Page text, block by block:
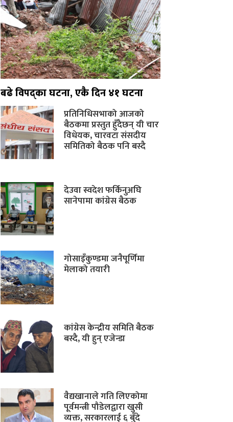
बढे विपद्का घटना, एकै दिन ४१ घटना
प्रतिनिधिसभाको आजको
बैठकमा प्रस्तुत हुँदैछन् यी चार
विधेयक, चारवटा संसदीय
समितिको बैठक पनि बस्दै
देउवा स्वदेश फर्किनुअघि
सानेपामा कांग्रेस बैठक
गोसाइँकुण्डमा जनैपूर्णिमा
मेलाको तयारी
कांग्रेस केन्द्रीय समिति बैठक
बस्दै, यी हुन् एजेन्डा
वैद्यखानाले गति लिएकोमा
पूर्वमन्त्री पौडेलद्वारा खुसी
व्यक्त, सरकारलाई ६ बुँदे